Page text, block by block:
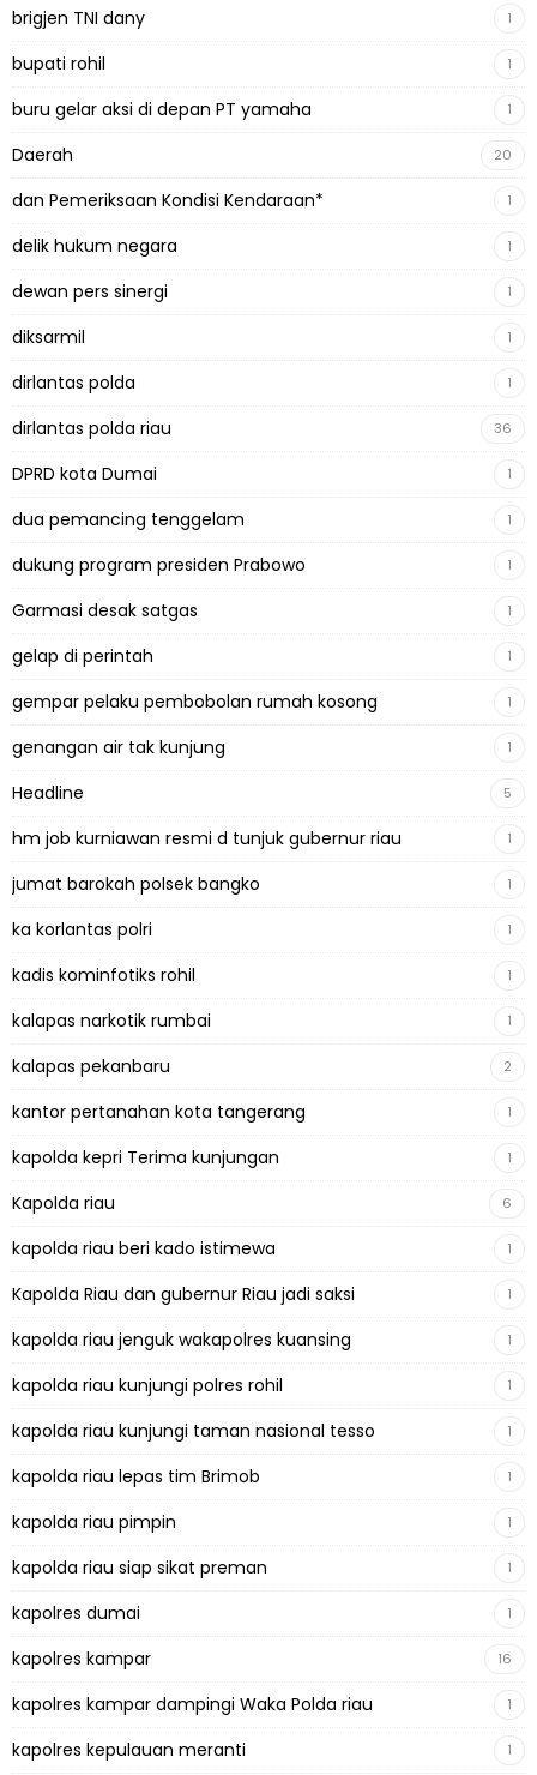
brigjen TNI dany 1
bupati rohil 1
buru gelar aksi di depan PT yamaha 1
Daerah 20
dan Pemeriksaan Kondisi Kendaraan* 1
delik hukum negara 1
dewan pers sinergi 1
diksarmil 1
dirlantas polda 1
dirlantas polda riau 36
DPRD kota Dumai 1
dua pemancing tenggelam 1
dukung program presiden Prabowo 1
Garmasi desak satgas 1
gelap di perintah 1
gempar pelaku pembobolan rumah kosong 1
genangan air tak kunjung 1
Headline 5
hm job kurniawan resmi d tunjuk gubernur riau 1
jumat barokah polsek bangko 1
ka korlantas polri 1
kadis kominfotiks rohil 1
kalapas narkotik rumbai 1
kalapas pekanbaru 2
kantor pertanahan kota tangerang 1
kapolda kepri Terima kunjungan 1
Kapolda riau 6
kapolda riau beri kado istimewa 1
Kapolda Riau dan gubernur Riau jadi saksi 1
kapolda riau jenguk wakapolres kuansing 1
kapolda riau kunjungi polres rohil 1
kapolda riau kunjungi taman nasional tesso 1
kapolda riau lepas tim Brimob 1
kapolda riau pimpin 1
kapolda riau siap sikat preman 1
kapolres dumai 1
kapolres kampar 16
kapolres kampar dampingi Waka Polda riau 1
kapolres kepulauan meranti 1